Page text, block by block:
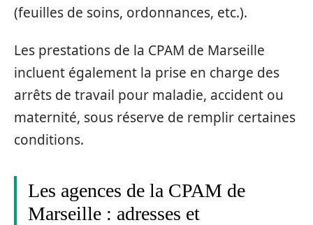
(feuilles de soins, ordonnances, etc.).
Les prestations de la CPAM de Marseille
incluent également la prise en charge des
arrêts de travail pour maladie, accident ou
maternité, sous réserve de remplir certaines
conditions.
Les agences de la CPAM de
Marseille : adresses et